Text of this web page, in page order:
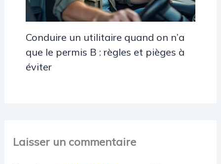
Conduire un utilitaire quand on n’a
que le permis B : règles et pièges à
éviter
Laisser un commentaire